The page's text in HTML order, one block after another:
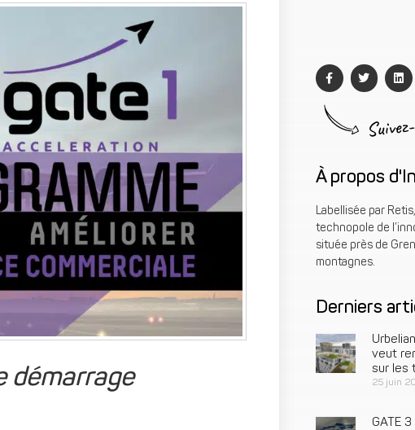
démarrage
À propos
Labellisée par
technopole de
située près de
montagnes.
Derniers
veut
sur les
25 juin
GATE